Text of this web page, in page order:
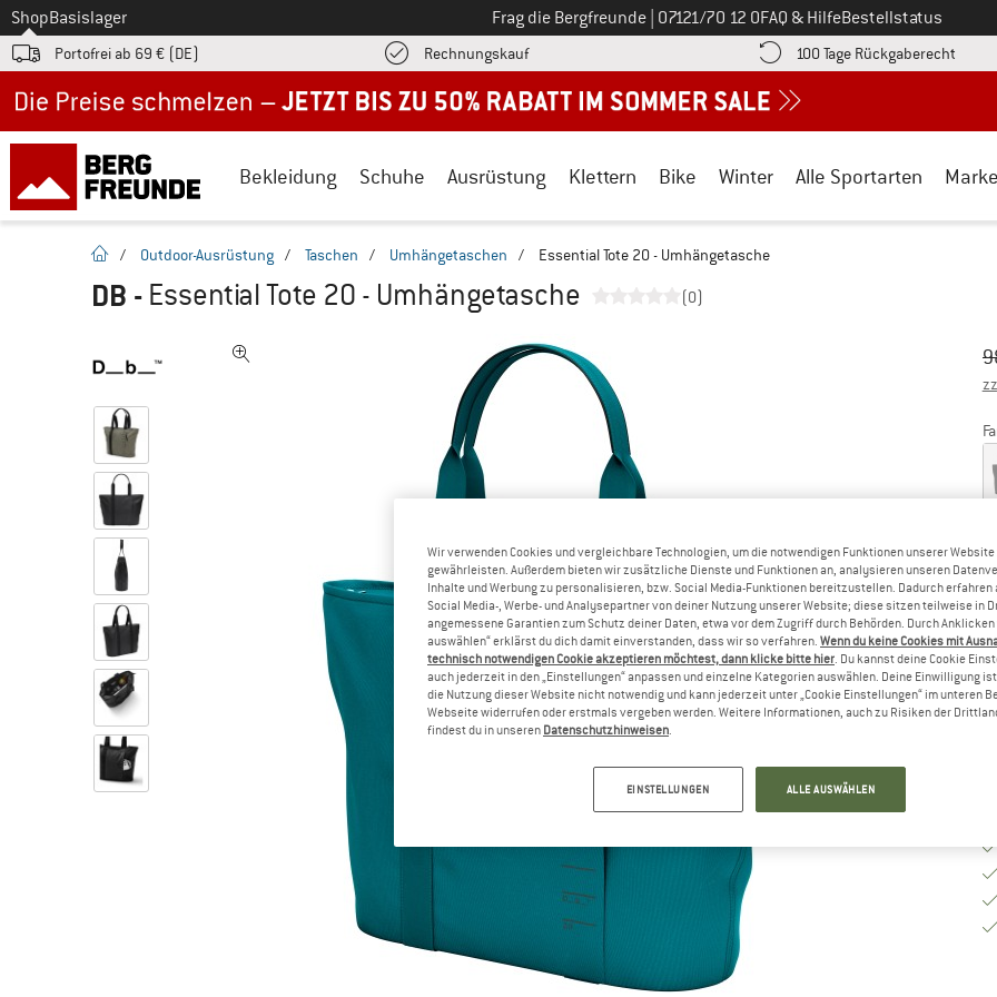
Zum
ShopBasislager Frag die Bergfreunde Ruf uns an unter
07121/70 12 0FAQ & HilfeBestellstatus
Portofrei ab 69 € (DE) RechnungskaufFinde die Zahlungs-Infos hier! Öffnet sich in einer Infobox
100 Tage Rückgaberecht
Bekleidung Schuhe Ausrüstung Klettern Bike Winter Alle Sportarten
Startseite
/ Outdoor-Ausrüstung / Taschen / Umhängetaschen / Essential Tote 20 - Umhängetasche
DB - Essential Tote 20 - Umhängetasche (0)
Wir verwenden Cookies und vergleichbare Technologien, um die notwendigen Funktionen unserer Website
gewährleisten. Außerdem bieten wir zusätzliche Dienste und Funktionen an, analysieren unseren
Inhalte und Werbung zu personalisieren, bzw. Social Media-Funktionen bereitzustellen. Dadurch erfahren
Social Media-, Werbe- und Analysepartner von deiner Nutzung unserer Website; diese sitzen teilweise in
angemessene Garantien zum Schutz deiner Daten, etwa vor dem Zugriff durch Behörden. Durch Anklicken
auswählen“ erklärst du dich damit einverstanden, dass wir so verfahren. Wenn du keine Cookies mit
technisch notwendigen Cookie akzeptieren möchtest, dann klicke bitte hier. Du kannst deine Cookie
auch jederzeit in den „Einstellungen“ anpassen und einzelne Kategorien auswählen. Deine Einwilligung
die Nutzung dieser Website nicht notwendig und kann jederzeit unter „Cookie Einstellungen“ im unteren
Webseite widerrufen oder erstmals vergeben werden. Weitere Informationen, auch zu Risiken der
findest du in unseren Datenschutzhinweisen.
EINSTELLUNGEN ALLE AUSWÄHLEN